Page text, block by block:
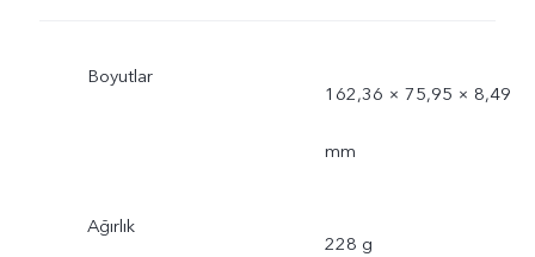
Boyutlar
162,36 × 75,95 × 8,49
mm
Ağırlık
228 g